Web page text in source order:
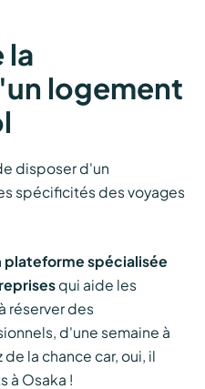
la
logement
disposer d'un
spécificités des voyages
plateforme spécialisée
qui aide les
réserver des
d'une semaine à
la chance car, oui, il
à Osaka !